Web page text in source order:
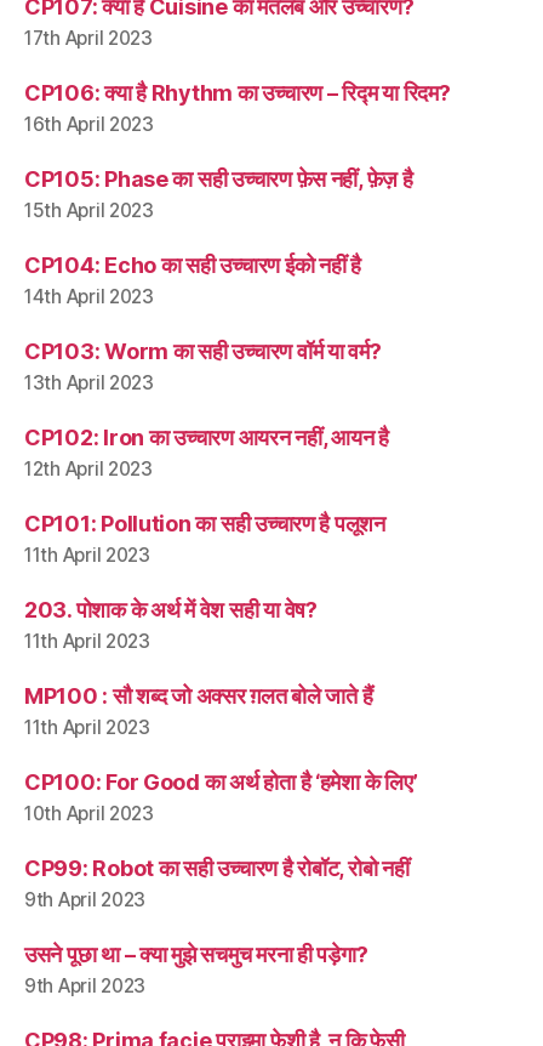
CP107: क्या है Cuisine का मतलब और उच्चारण?
17th April 2023
CP106: क्या है Rhythm का उच्चारण – रिद्म या रिदम?
16th April 2023
CP105: Phase का सही उच्चारण फ़ेस नहीं, फ़ेज़ है
15th April 2023
CP104: Echo का सही उच्चारण ईको नहीं है
14th April 2023
CP103: Worm का सही उच्चारण वॉर्म या वर्म?
13th April 2023
CP102: Iron का उच्चारण आयरन नहीं, आयन है
12th April 2023
CP101: Pollution का सही उच्चारण है पलूशन
11th April 2023
203. पोशाक के अर्थ में वेश सही या वेष?
11th April 2023
MP100 : सौ शब्द जो अक्सर ग़लत बोले जाते हैं
11th April 2023
CP100: For Good का अर्थ होता है ‘हमेशा के लिए’
10th April 2023
CP99: Robot का सही उच्चारण है रोबॉट, रोबो नहीं
9th April 2023
उसने पूछा था – क्या मुझे सचमुच मरना ही पड़ेगा?
9th April 2023
CP98: Prima facie प्राइमा फ़ेशी है, न कि फ़ेसी